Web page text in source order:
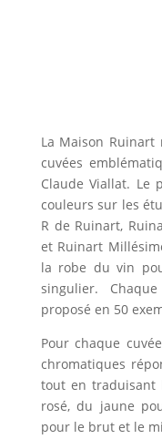
La Maison
cuvées
Claude Viallat. Le
couleurs sur les
R de Ruinart,
et Ruinart
la robe du vin
singulier.
proposé en 50
Pour chaque
chromatiques
tout en traduisant
rosé, du jaune
pour le brut et le